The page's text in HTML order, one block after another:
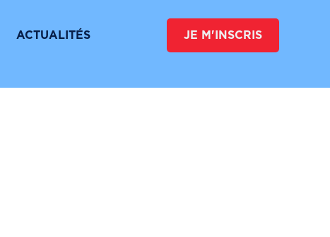
VERSER LA TAXE D’APPRENTISSAGE
ACTUALITÉS JE M'INSCRIS